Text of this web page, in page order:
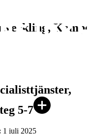
5-7
1 juli 2025